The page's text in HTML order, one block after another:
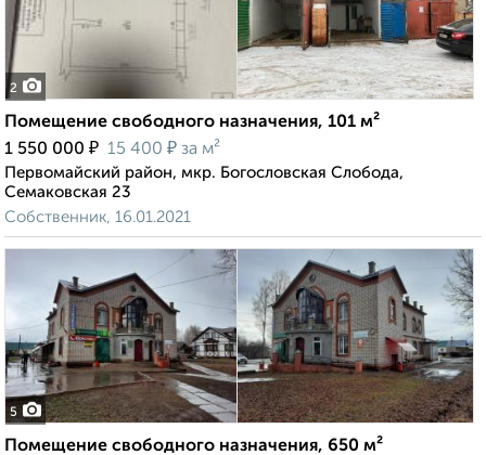
2
Помещение свободного назначения, 101 м²
1 550 000 ₽ 15 400 ₽ за м²
Первомайский район, мкр. Богословская Слобода,
Семаковская 23
Собственник, 16.01.2021
5
Помещение свободного назначения, 650 м²